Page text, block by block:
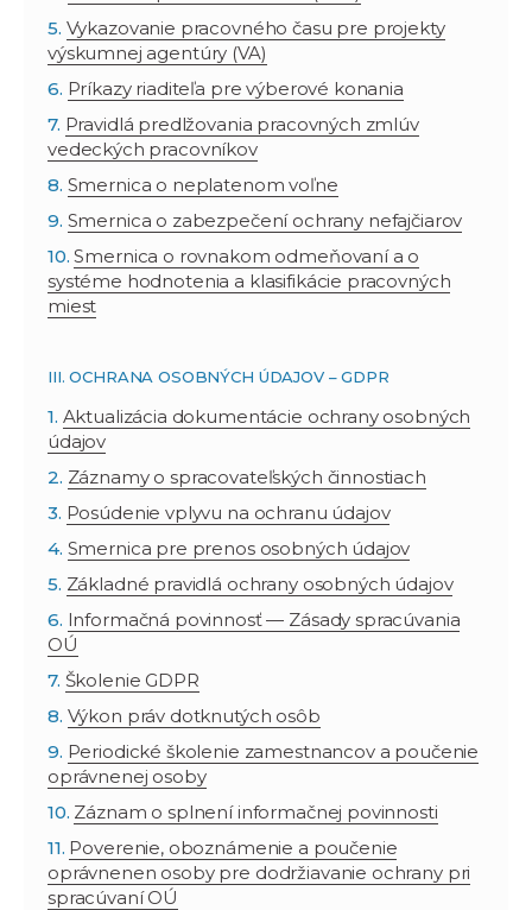
Vykazovanie pracovného času pre projekty
výskumnej agentúry (VA)
Príkazy riaditeľa pre výberové konania
Pravidlá predlžovania pracovných zmlúv
vedeckých pracovníkov
Smernica o neplatenom voľne
Smernica o zabezpečení ochrany nefajčiarov
Smernica o rovnakom odmeňovaní a o
systéme hodnotenia a klasifikácie pracovných
miest
III. OCHRANA OSOBNÝCH ÚDAJOV – GDPR
Aktualizácia dokumentácie ochrany osobných
údajov
Záznamy o spracovateľských činnostiach
Posúdenie vplyvu na ochranu údajov
Smernica pre prenos osobných údajov
Základné pravidlá ochrany osobných údajov
Informačná povinnosť — Zásady spracúvania
OÚ
Školenie GDPR
Výkon práv dotknutých osôb
Periodické školenie zamestnancov a poučenie
oprávnenej osoby
Záznam o splnení informačnej povinnosti
Poverenie, oboznámenie a poučenie
oprávnenen osoby pre dodržiavanie ochrany pri
spracúvaní OÚ